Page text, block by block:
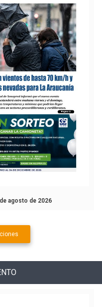
agosto de 2026